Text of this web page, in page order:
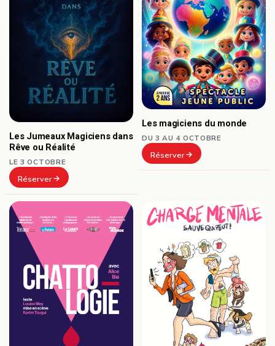
Les Jumeaux Magiciens dans
Rêve ou Réalité
LE 3 OCTOBRE
Réserver
Les magiciens du monde
DU 3 AU 4 OCTOBRE
Réserver